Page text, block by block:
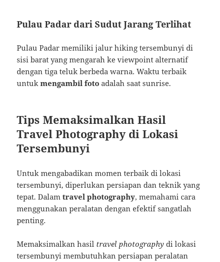
Pulau Padar dari Sudut Jarang Terlihat
Pulau Padar memiliki jalur hiking tersembunyi di
sisi barat yang mengarah ke viewpoint alternatif
dengan tiga teluk berbeda warna. Waktu terbaik
untukmengambil foto adalah saat sunrise.
Tips Memaksimalkan Hasil
Travel Photography di Lokasi
Tersembunyi
Untuk mengabadikan momen terbaik di lokasi
tersembunyi, diperlukan persiapan dan teknik yang
tepat. Dalamtravel photography, memahami cara
menggunakan peralatan dengan efektif sangatlah
penting.
Memaksimalkan hasil travel photography di lokasi
tersembunyi membutuhkan persiapan peralatan